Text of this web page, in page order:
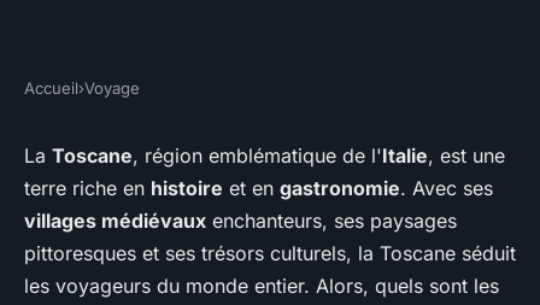
VOYAGE
Quels sont les meilleurs
circuits pour découvrir les
villages médiévaux en
Toscane, Italie : histoire et
Accueil›Voyage
La Toscane, région emblématique de l'Italie, est une
terre riche en histoire et en gastronomie. Avec ses
villages médiévaux enchanteurs, ses paysages
pittoresques et ses trésors culturels, la Toscane séduit
les voyageurs du monde entier. Alors, quels sont les